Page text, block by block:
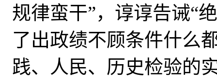
规律蛮干”，谆谆告诫“
了出政绩不顾条件什么
践、人民、历史检验的